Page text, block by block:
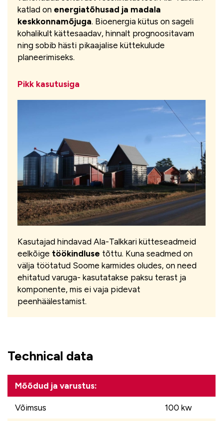
katlad on energiatõhusad ja madala
keskkonnamõjuga. Bioenergia kütus on sageli
kohalikult kättesaadav, hinnalt prognoositavam
ning sobib hästi pikaajalise küttekulude
planeerimiseks.
Pikk kasutusiga
Kasutajad hindavad Ala-Talkkari kütteseadmeid
eelkõige töökindluse tõttu. Kuna seadmed on
välja töötatud Soome karmides oludes, on need
ehitatud varuga- kasutatakse paksu terast ja
komponente, mis ei vaja pidevat
peenhäälestamist.
Technical data
Mõõdud ja varustus:
Võimsus 100 kw